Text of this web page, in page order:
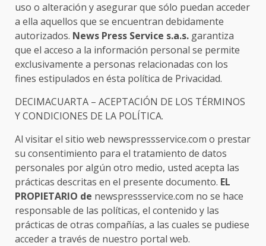
uso o alteración y asegurar que sólo puedan acceder
a ella aquellos que se encuentran debidamente
autorizados. News Press Service s.a.s. garantiza
que el acceso a la información personal se permite
exclusivamente a personas relacionadas con los
fines estipulados en ésta política de Privacidad.
DECIMACUARTA – ACEPTACIÓN DE LOS TÉRMINOS
Y CONDICIONES DE LA POLÍTICA.
Al visitar el sitio web newspressservice.com o prestar
su consentimiento para el tratamiento de datos
personales por algún otro medio, usted acepta las
prácticas descritas en el presente documento. EL
PROPIETARIO de newspressservice.com no se hace
responsable de las políticas, el contenido y las
prácticas de otras compañías, a las cuales se pudiese
acceder a través de nuestro portal web.